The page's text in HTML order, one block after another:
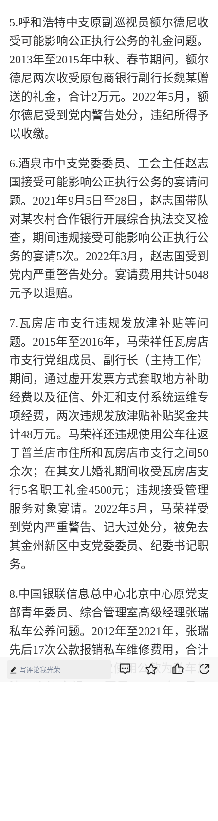
5.呼和浩特中支原副巡视员额尔德尼收
受可能影响公正执行公务的礼金问题。
2013年至2015年中秋、春节期间，额尔
德尼两次收受原包商银行副行长魏某赠
送的礼金，合计2万元。2022年5月，额
尔德尼受到党内警告处分，违纪所得予
以收缴。
6.酒泉市中支党委委员、工会主任赵志
国接受可能影响公正执行公务的宴请问
题。2021年9月5日至28日，赵志国带队
对某农村合作银行开展综合执法交叉检
查，期间违规接受可能影响公正执行公
务的宴请5次。2022年3月，赵志国受到
党内严重警告处分。宴请费用共计5048
元予以退赔。
7.瓦房店市支行违规发放津补贴等问
题。2015年至2016年，马荣祥任瓦房店
市支行党组成员、副行长（主持工作）
期间，通过虚开发票方式套取地方补助
经费以及征信、外汇和支付系统运维专
项经费，两次违规发放津贴补贴奖金共
计48万元。马荣祥还违规使用公车往返
于普兰店市住所和瓦房店市支行之间50
余次；在其女儿婚礼期间收受瓦房店支
行5名职工礼金4500元；违规接受管理
服务对象宴请。2022年5月，马荣祥受
到党内严重警告、记大过处分，被免去
其金州新区中支党委委员、纪委书记职
务。
8.中国银联信息总中心北京中心原党支
部青年委员、综合管理室高级经理张瑞
私车公养问题。2012年至2021年，张瑞
先后17次公款报销私车维修费用，合计
金额5.51万元；多次使用公款为私车加
写评论我光荣